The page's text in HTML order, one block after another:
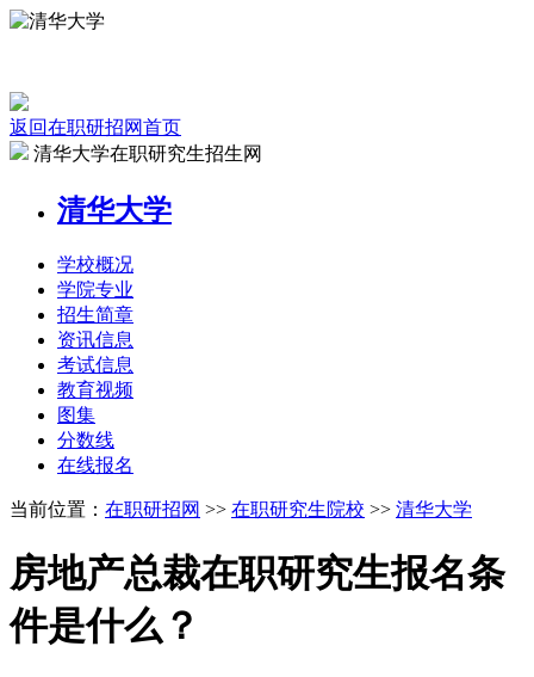
返回在职研招网首页
清华大学在职研究生招生网
清华大学
学校概况
学院专业
招生简章
资讯信息
考试信息
教育视频
图集
分数线
在线报名
当前位置： 在职研招网 >> 在职研究生院校 >> 清华大学
房地产总裁在职研究生报名条
件是什么？